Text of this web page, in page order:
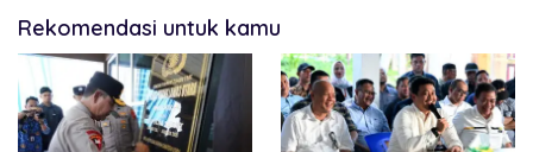
Rekomendasi untuk kamu